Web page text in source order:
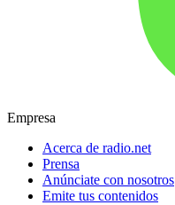
Empresa
Acerca de radio.net
Prensa
Anúnciate con nosotros
Emite tus contenidos